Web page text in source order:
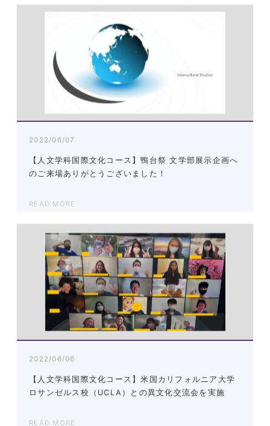
2022/06/07
【人文学科国際文化コース】鴨台祭 文学部展示企画へ
のご来場ありがとうございました！
READ MORE
2022/06/06
【人文学科国際文化コース】米国カリフォルニア大学
ロサンゼルス校（UCLA）との異文化交流会を実施
READ MORE